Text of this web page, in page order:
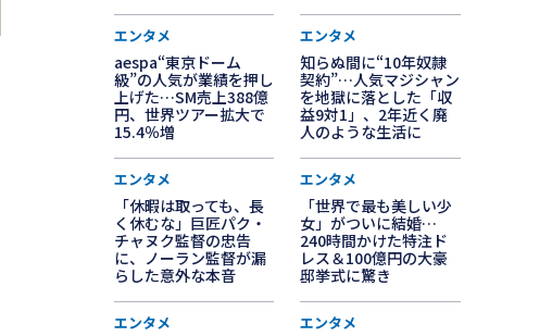
エンタメ
aespa“東京ドーム
級”の人気が業績を押し
上げた…SM売上388億
円、世界ツアー拡大で
15.4％増
エンタメ
知らぬ間に“10年奴隷
契約”…人気マジシャン
を地獄に落とした「収
益9対1」、2年近く廃
人のような生活に
エンタメ
「休暇は取っても、長
く休むな」巨匠パク・
チャヌク監督の忠告
に、ノーラン監督が漏
らした意外な本音
エンタメ
「世界で最も美しい少
女」がついに結婚…
240時間かけた特注ド
レス＆100億円の大豪
邸挙式に驚き
エンタメ エンタメ